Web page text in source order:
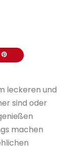
leckeren und
sind oder
machen